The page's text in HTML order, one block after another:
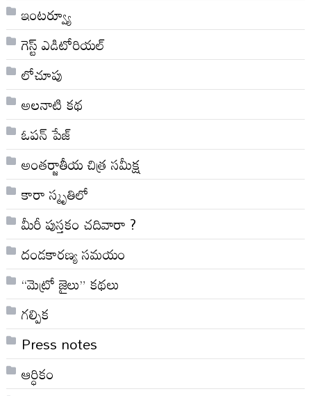
ఇంటర్వ్యూ
గెస్ట్ ఎడిటోరియల్
లోచూపు
అల‌నాటి క‌థ‌
ఓపన్ పేజ్
అంతర్జాతీయ చిత్ర సమీక్ష
కారా స్మృతిలో
మీరీ పుస్తకం చదివారా ?
దండకారణ్య సమయం
“మెట్రో జైలు” కథలు
గల్పిక
Press notes
ఆర్ధికం